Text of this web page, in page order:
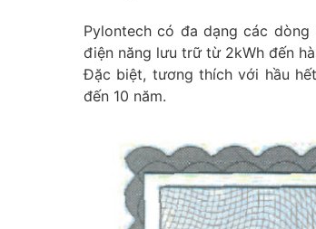
Pylontech có đa dạng các dòng
điện năng lưu trữ từ 2kWh đến
Đặc biệt, tương thích với hầu
đến 10 năm.